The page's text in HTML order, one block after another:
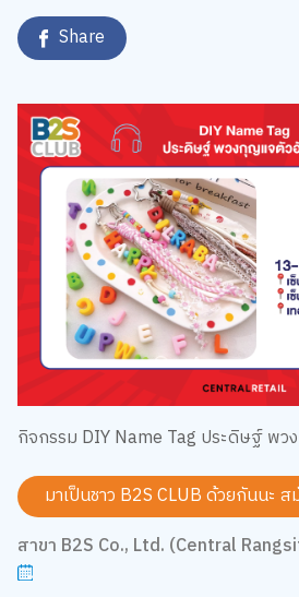
Share
กิจกรรม DIY Name Tag ประดิษฐ์ พ
มาเป็นชาว B2S CLUB ด้วยกันนะ
สาขา B2S Co., Ltd. (Central